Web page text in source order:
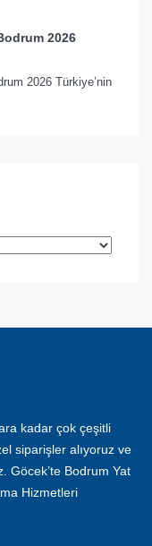
2026
2026 Türkiye’nin
kadar çok çeşitli
siparişler alıyoruz ve
Göcek’te Bodrum Yat
Hizmetleri